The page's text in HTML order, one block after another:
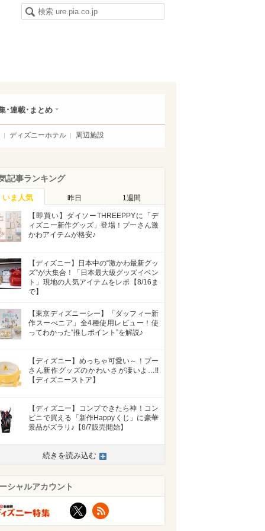
･連載･まとめ
ディズニーホテル 周辺施設
記事ランキング
いま人気 昨日 1週間
【即買い】ダイソーTHREEPPYに「デ
ィズニー新作グッズ」登場！プーさん激
かわアイテムが格安♪
【ディズニー】日本中の“激かわ最新グッ
ズ”が大集合！「日本最大級グッズイベン
ト」現地の人気アイテムをレポ【8/16ま
で】
【東京ディズニーシー】「ダッフィー新
作スーべニア」全4種使用レビュー！使
ってわかった“推しポイント”を解説♪
【ディズニー】めっちゃ可愛い～！プー
さん新作グッズのかわいさが凄いよ…!!
【ディズニーストア】
【ディズニー】コンプできたら神！コン
ビニで買える「新作Happyくじ」に豪華
景品がズラリ♪【8/7販売開始】
続きを読み込む
シャルアカウント
X